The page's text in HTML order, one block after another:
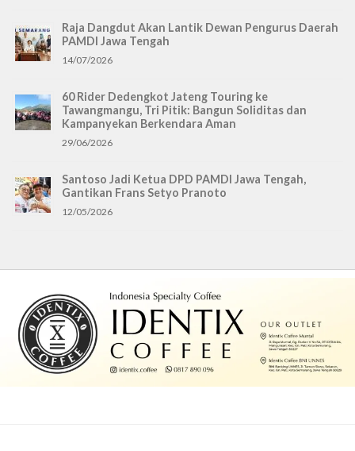
Raja Dangdut Akan Lantik Dewan Pengurus Daerah
PAMDI Jawa Tengah
14/07/2026
60 Rider Dedengkot Jateng Touring ke
Tawangmangu, Tri Pitik: Bangun Soliditas dan
Kampanyekan Berkendara Aman
29/06/2026
Santoso Jadi Ketua DPD PAMDI Jawa Tengah,
Gantikan Frans Setyo Pranoto
12/05/2026